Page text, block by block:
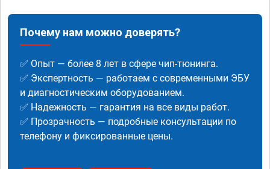
Почему нам можно доверять?
✅ Опыт — более 8 лет в сфере чип-тюнинга.
✅ Экспертность — работаем с современными ЭБУ
и диагностическим оборудованием.
✅ Надежность — гарантия на все виды работ.
✅ Прозрачность — подробные консультации по
телефону и фиксированные цены.